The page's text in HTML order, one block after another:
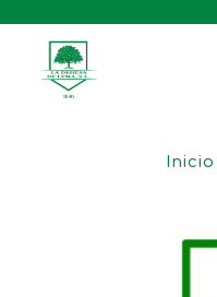
Inicio